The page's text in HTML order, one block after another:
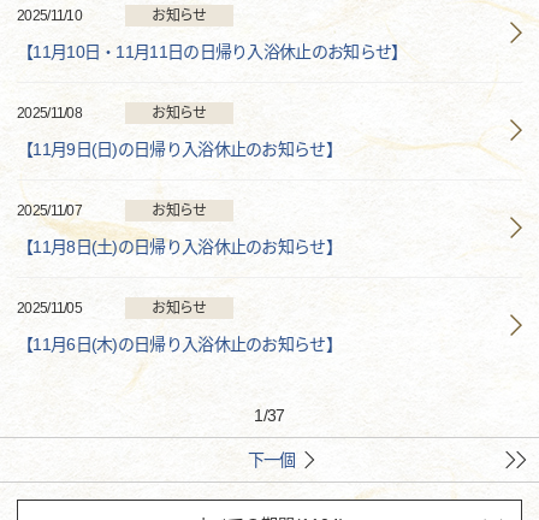
2025/11/10 お知らせ
【11月10日・11月11日の日帰り入浴休止のお知らせ】
2025/11/08 お知らせ
【11月9日(日)の日帰り入浴休止のお知らせ】
2025/11/07 お知らせ
【11月8日(土)の日帰り入浴休止のお知らせ】
2025/11/05 お知らせ
【11月6日(木)の日帰り入浴休止のお知らせ】
1/37
下一個